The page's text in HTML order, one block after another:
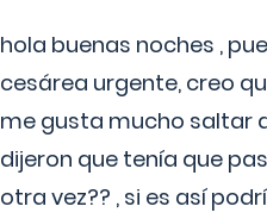
hola buenas noches ,
cesárea urgente, creo
me gusta mucho saltar
dijeron que tenía que
otra vez?? , si es así